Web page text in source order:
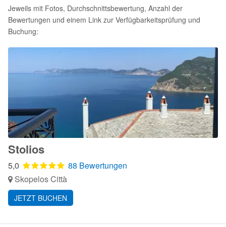
Jeweils mit Fotos, Durchschnittsbewertung, Anzahl der
Bewertungen und einem Link zur Verfügbarkeitsprüfung und
Buchung:
Stolios
5,0
88 Bewertungen
Skopelos Città
JETZT BUCHEN